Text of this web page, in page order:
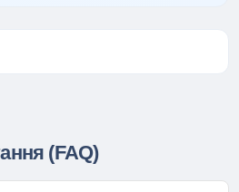
(FAQ)